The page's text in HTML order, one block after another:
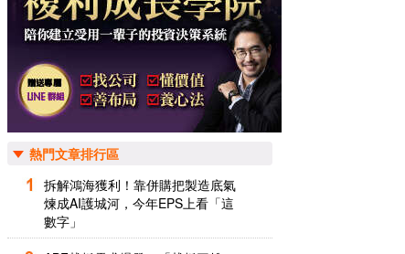
熱門文章排行區
拆解鴻海獲利！靠併購把製造底氣
煉成AI護城河，今年EPS上看「這
數字」